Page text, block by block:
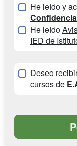
He leído y
He leído
IED de
Deseo
cursos de